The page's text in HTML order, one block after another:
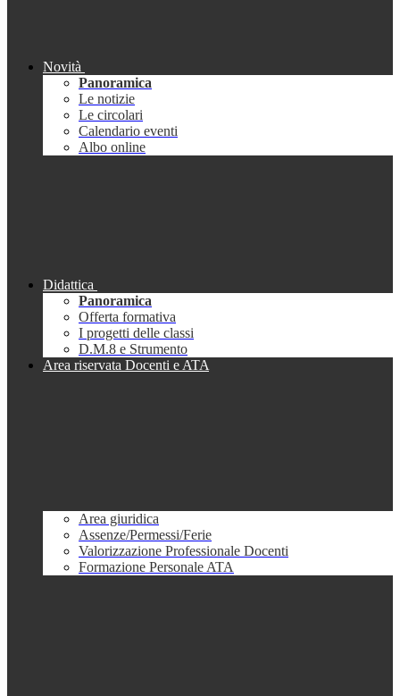
Novità
Panoramica
Le notizie
Le circolari
Calendario eventi
Albo online
Didattica
Panoramica
Offerta formativa
I progetti delle classi
D.M.8 e Strumento
Area riservata Docenti e ATA
Area giuridica
Assenze/Permessi/Ferie
Valorizzazione Professionale Docenti
Formazione Personale ATA